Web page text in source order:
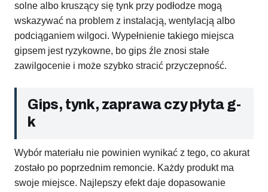
solne albo kruszący się tynk przy podłodze mogą
wskazywać na problem z instalacją, wentylacją albo
podciąganiem wilgoci. Wypełnienie takiego miejsca
gipsem jest ryzykowne, bo gips źle znosi stałe
zawilgocenie i może szybko stracić przyczepność.
Gips, tynk, zaprawa czy płyta g-
k
Wybór materiału nie powinien wynikać z tego, co akurat
zostało po poprzednim remoncie. Każdy produkt ma
swoje miejsce. Najlepszy efekt daje dopasowanie